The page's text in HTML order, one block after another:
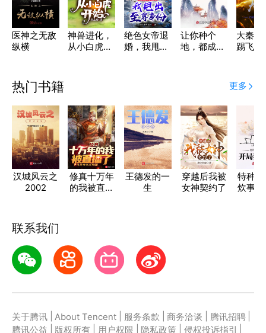
医神之无敌
纵横
神兽进化，
从小白虎开
绝色女帝退
婚，我甩出
让你种个
地，都成不
大秦之
踢飞祖
热门书籍 更多
汉城风云之
2002
修真十万年
的我被直播
王德发的一
生
穿越后我被
女神契约了
特种
炊事
联系我们
关于腾讯 About Tencent 服务条款 商务洽谈 腾讯招聘
腾讯公益
版权所有 用户权限 隐私政策 侵权投诉指引